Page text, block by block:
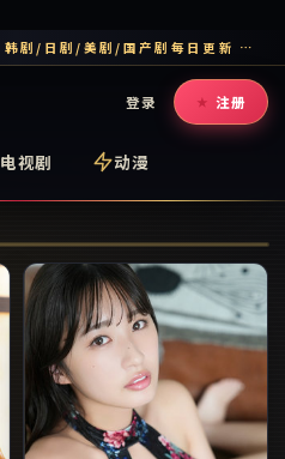
在线观看免费高清的电视剧 · 韩剧/日剧/美剧/国产剧每日更新 · 多端流畅追剧
电视剧 动漫
登录 注册